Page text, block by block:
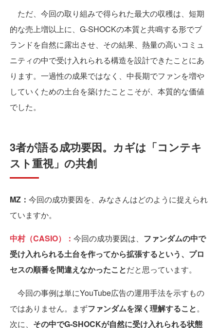
ただ、今回の取り組みで得られた最大の収穫は、短期
的な売上増以上に、G-SHOCKの本質と共鳴する形でブ
ランドを自然に露出させ、その結果、熱量の高いコミュ
ニティの中で受け入れられる構造を設計できたことにあ
ります。一過性の成果ではなく、中長期でファンを増や
していくための土台を築けたことこそが、本質的な価値
でした。
3者が語る成功要因。カギは「コンテキ
スト重視」の共創
MZ： 今回の成功要因を、みなさんはどのように捉えられ
ていますか。
中村（CASIO）： 今回の成功要因は、 ファンダムの中で
受け入れられる土台を作ってから拡張するという、プロ
セスの順番を間違えなかったことだと思っています。
今回の事例は単にYouTube広告の運用手法を示すもの
ではありません。まずファンダムを深く理解すること。
次に、 その中でG-SHOCKが自然に受け入れられる状態